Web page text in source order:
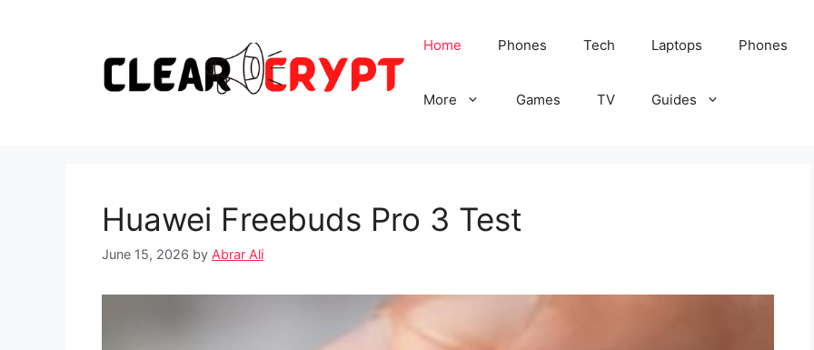
Home Phones Tech Laptops Phones
More Games TV Guides
Huawei Freebuds Pro 3 Test
June 15, 2026 by Abrar Ali